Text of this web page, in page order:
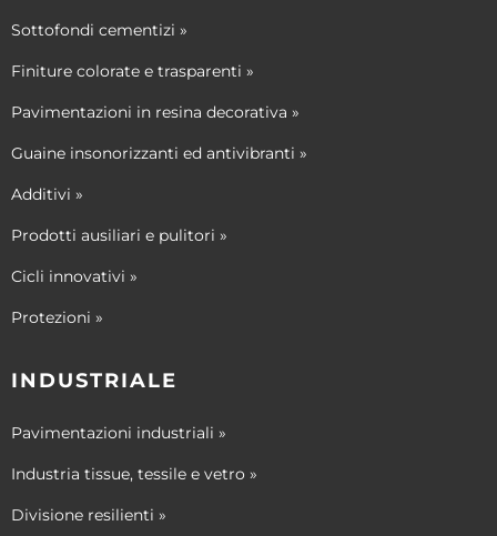
Sottofondi cementizi »
Finiture colorate e trasparenti »
Pavimentazioni in resina decorativa »
Guaine insonorizzanti ed antivibranti »
Additivi »
Prodotti ausiliari e pulitori »
Cicli innovativi »
Protezioni »
INDUSTRIALE
Pavimentazioni industriali »
Industria tissue, tessile e vetro »
Divisione resilienti »